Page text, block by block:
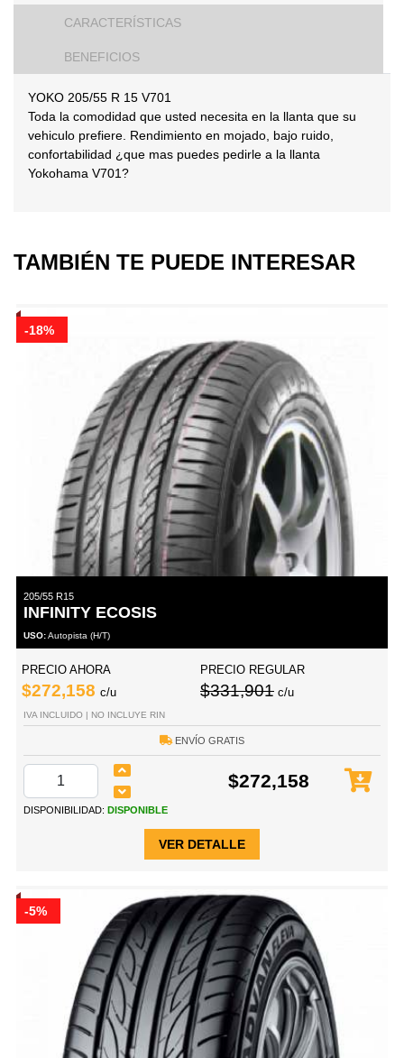
CARACTERÍSTICAS
BENEFICIOS
YOKO 205/55 R 15 V701
Toda la comodidad que usted necesita en la llanta que su
vehiculo prefiere. Rendimiento en mojado, bajo ruido,
confortabilidad ¿que mas puedes pedirle a la llanta
Yokohama V701?
TAMBIÉN TE PUEDE INTERESAR
-18%
205/55 R15
INFINITY ECOSIS
USO:Autopista (H/T)
PRECIO AHORA
$272,158 c/u
PRECIO REGULAR
$331,901 c/u
IVA INCLUIDO | NO INCLUYE RIN
ENVÍO GRATIS
$272,158
DISPONIBILIDAD: DISPONIBLE
VER DETALLE
-5%